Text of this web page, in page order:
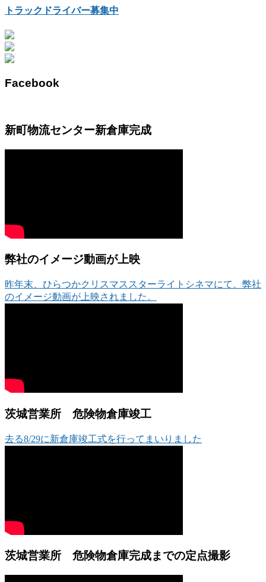
トラックドライバー募集中
Facebook
新町物流センター新倉庫完成
弊社のイメージ動画が上映
昨年末、ひらつかクリスマススターライトシネマにて、弊社
のイメージ動画が上映されました。
茨城営業所 危険物倉庫竣工
去る8/29に新倉庫竣工式を行ってまいりました
茨城営業所 危険物倉庫完成までの定点撮影